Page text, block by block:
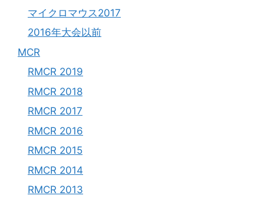
マイクロマウス2017
2016年大会以前
MCR
RMCR 2019
RMCR 2018
RMCR 2017
RMCR 2016
RMCR 2015
RMCR 2014
RMCR 2013